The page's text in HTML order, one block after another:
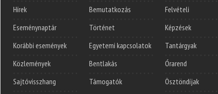
Hírek
Eseménynaptár
Korábbi események
Közlemények
Sajtóvisszhang
Bemutatkozás
Történet
Egyetemi kapcsolatok
Bentlakás
Támogatók
Felvételi
Képzések
Tantárgyak
Órarend
Ösztöndíjak